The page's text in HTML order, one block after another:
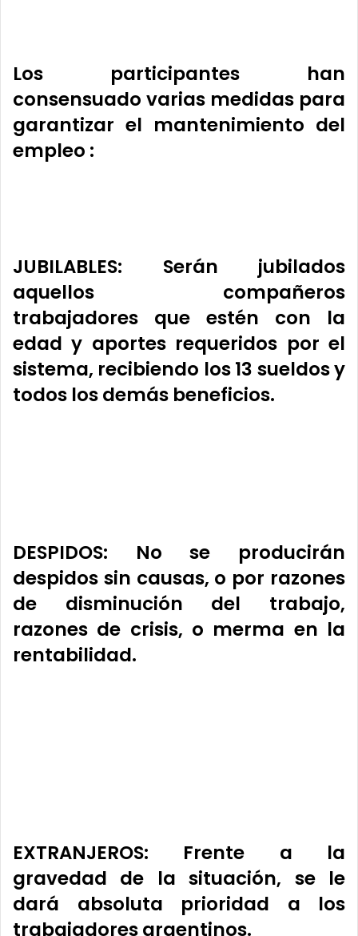
Los participantes han
consensuado varias medidas para
garantizar el mantenimiento del
empleo :
JUBILABLES: Serán jubilados
aquellos compañeros
trabajadores que estén con la
edad y aportes requeridos por el
sistema, recibiendo los 13 sueldos y
todos los demás beneficios.
DESPIDOS: No se producirán
despidos sin causas, o por razones
de disminución del trabajo,
razones de crisis, o merma en la
rentabilidad.
EXTRANJEROS: Frente a la
gravedad de la situación, se le
dará absoluta prioridad a los
trabajadores argentinos.